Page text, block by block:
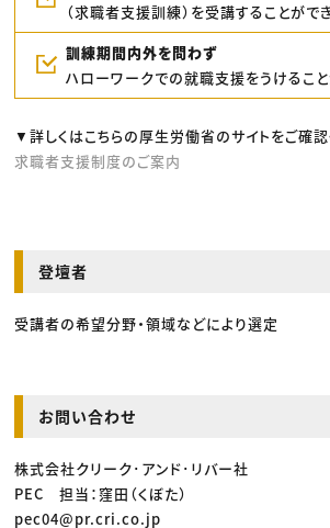
（求職者支援訓練）を受講することができ
訓練期間内外を問わず
ハローワークでの就職支援をうけること
▼詳しくはこちらの厚生労働省のサイトをご確認
求職者支援制度のご案内
登壇者
受講者の希望分野・領域などにより選定
お問い合わせ
株式会社クリーク･アンド･リバー社
PEC 担当：窪田（くぼた）
pec04@pr.cri.co.jp